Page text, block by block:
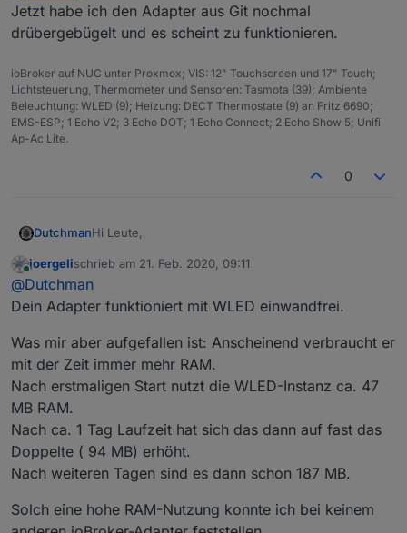
Jetzt habe ich den Adapter aus Git nochmal
drübergebügelt und es scheint zu funktionieren.
ioBroker auf NUC unter Proxmox; VIS: 12" Touchscreen und 17" Touch;
Lichtsteuerung, Thermometer und Sensoren: Tasmota (39); Ambiente
Beleuchtung: WLED (9); Heizung: DECT Thermostate (9) an Fritz 6690;
EMS-ESP; 1 Echo V2; 3 Echo DOT; 1 Echo Connect; 2 Echo Show 5; Unifi
Ap-Ac Lite.
0
DutchmanHi Leute,
Da ich mit anderen Baustellen (SourceAnalytix) nicht
voran kam brauchte ich mal ein Erfolgserlebnis,
daraus ist WLED entstanden und Energie die
WLED - Github Projectby @Aircoookie
Was ist WLED : Firmware die es ermöglicht LED-
stripes (z.b. ws2812b) an zu steuern.
Ich benutze diese z.b. als deco fur meine Bilder, als
Treppenbeleuchtung oder auch Ambi-Light am
Aktuelle
Test
Veröffentlic
hungsdatu
m
04-06-2022
Github Link
https://github.com/iobroker-
Online
joergelischrieb am 21. Feb. 2020, 09:11
zuletzt editiert von
@Dutchman
Dein Adapter funktioniert mit WLED einwandfrei.
Was mir aber aufgefallen ist: Anscheinend verbraucht er
mit der Zeit immer mehr RAM.
Nach erstmaligen Start nutzt die WLED-Instanz ca. 47
MB RAM.
Nach ca. 1 Tag Laufzeit hat sich das dann auf fast das
Doppelte ( 94 MB) erhöht.
Nach weiteren Tagen sind es dann schon 187 MB.
Solch eine hohe RAM-Nutzung konnte ich bei keinem